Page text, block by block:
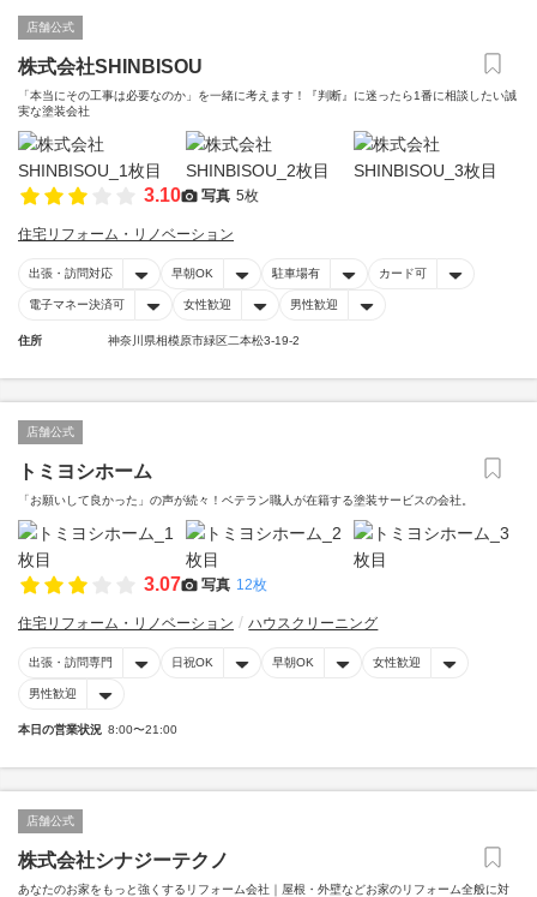
店舗公式
株式会社SHINBISOU
「本当にその工事は必要なのか」を一緒に考えます！『判断』に迷ったら1番に相談したい誠
実な塗装会社
3.10 写真 5枚
住宅リフォーム・リノベーション
出張・訪問対応 早朝OK 駐車場有 カード可
電子マネー決済可 女性歓迎 男性歓迎
住所 神奈川県相模原市緑区二本松3-19-2
店舗公式
トミヨシホーム
「お願いして良かった」の声が続々！ベテラン職人が在籍する塗装サービスの会社。
3.07 写真 12枚
住宅リフォーム・リノベーション ハウスクリーニング
出張・訪問専門 日祝OK 早朝OK 女性歓迎
男性歓迎
本日の営業状況 8:00〜21:00
店舗公式
株式会社シナジーテクノ
あなたのお家をもっと強くするリフォーム会社｜屋根・外壁などお家のリフォーム全般に対